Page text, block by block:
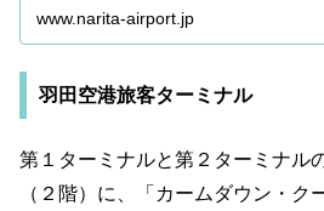
www.narita-airport.jp
羽田空港旅客ターミナル
第１ターミナルと第２ターミナル
（２階）に、「カームダウン・ク